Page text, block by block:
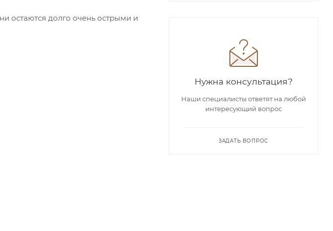
остаются долго очень острыми и
Нужна консультация?
Наши специалисты ответят на любой
интересующий вопрос
ЗАДАТЬ ВОПРОС